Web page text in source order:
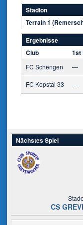
Stadion
Terrain 1
Ergebnisse
Club
1st
FC Schengen —
FC Kopstal 33 —
Nächstes Spiel
CS